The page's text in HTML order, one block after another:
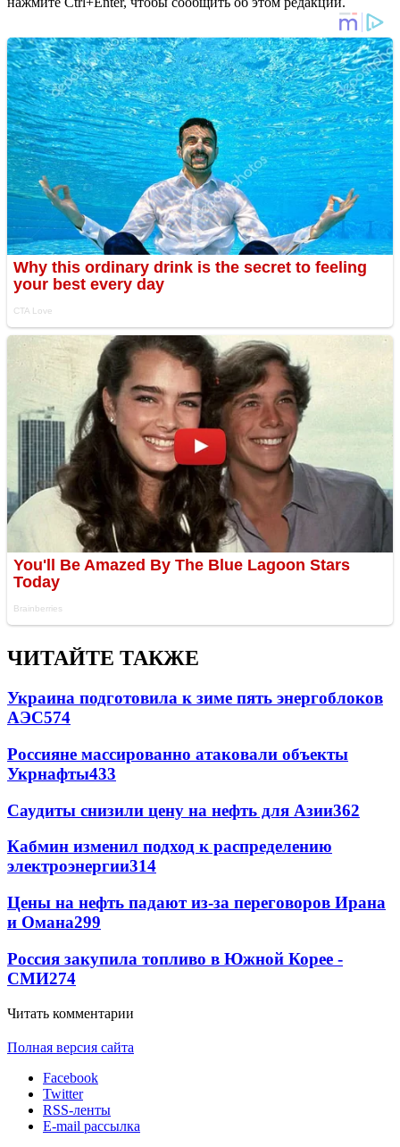
ЧИТАЙТЕ ТАКЖЕ
Украина подготовила к зиме пять энергоблоков
АЭС574
Россияне массированно атаковали объекты
Укрнафты433
Саудиты снизили цену на нефть для Азии362
Кабмин изменил подход к распределению
электроэнергии314
Цены на нефть падают из-за переговоров Ирана
и Омана299
Россия закупила топливо в Южной Корее -
СМИ274
Читать комментарии
Полная версия сайта
Facebook
Twitter
RSS-ленты
E-mail рассылка